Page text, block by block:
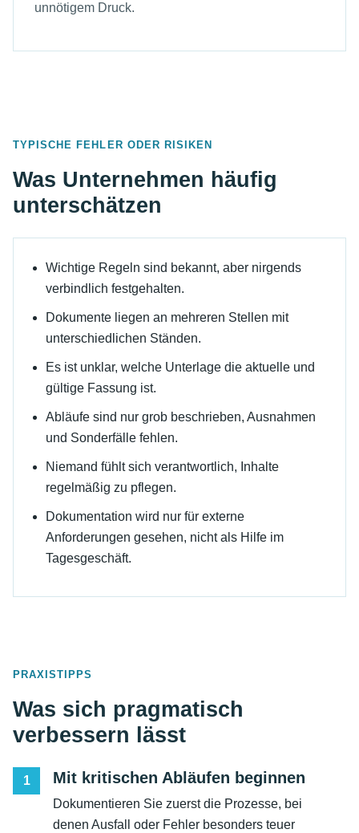
unnötigem Druck.
TYPISCHE FEHLER ODER RISIKEN
Was Unternehmen häufig
unterschätzen
Wichtige Regeln sind bekannt, aber nirgends
verbindlich festgehalten.
Dokumente liegen an mehreren Stellen mit
unterschiedlichen Ständen.
Es ist unklar, welche Unterlage die aktuelle und
gültige Fassung ist.
Abläufe sind nur grob beschrieben, Ausnahmen
und Sonderfälle fehlen.
Niemand fühlt sich verantwortlich, Inhalte
regelmäßig zu pflegen.
Dokumentation wird nur für externe
Anforderungen gesehen, nicht als Hilfe im
Tagesgeschäft.
PRAXISTIPPS
Was sich pragmatisch
verbessern lässt
1 Mit kritischen Abläufen beginnen
Dokumentieren Sie zuerst die Prozesse, bei
denen Ausfall oder Fehler besonders teuer